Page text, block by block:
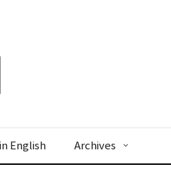
English Archives